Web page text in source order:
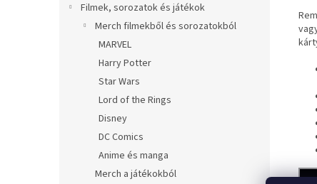
Filmek, sorozatok és játékok
Merch filmekből és sorozatokból
MARVEL
Harry Potter
Star Wars
Lord of the Rings
Disney
DC Comics
Anime és manga
Merch a játékokból